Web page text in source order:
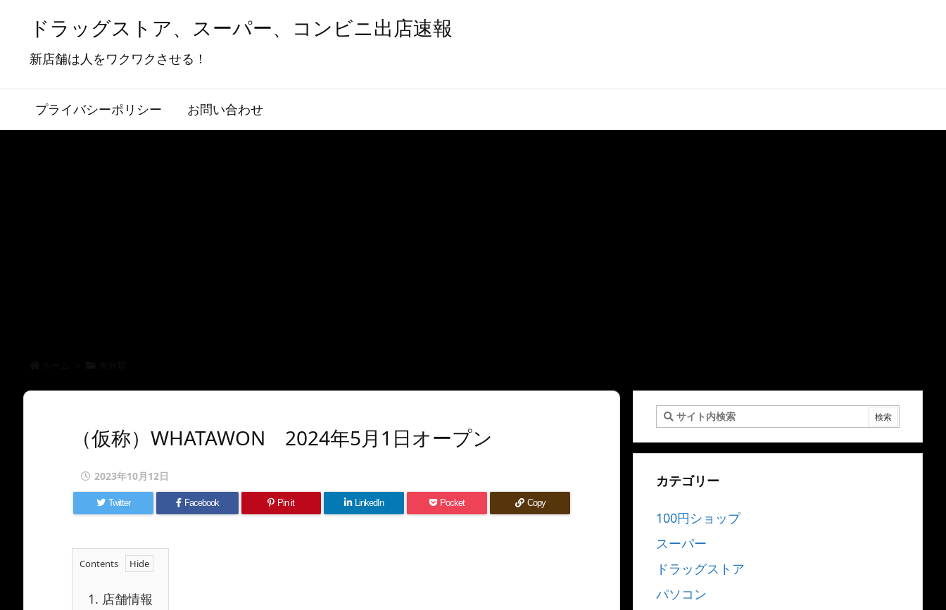
ドラッグストア、スーパー、コンビニ出店速報
新店舗は人をワクワクさせる！
プライバシーポリシー お問い合わせ
（仮称）WHATAWON 2024年5月1日オープン
2023年10月12日
Twitter Facebook Pin it LinkedIn Pocket Copy
Contents
1. 店舗情報
カテゴリー
100円ショップ
スーパー
ドラッグストア
パソコン